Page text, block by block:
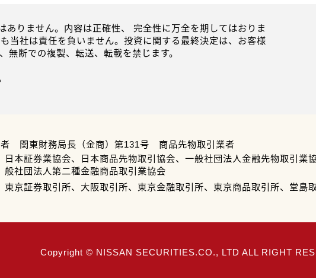
りません。内容は正確性、 完全性に万全を期してはおりま
当社は責任を負いません。投資に関する最終決定は、お客様
断での複製、転送、転載を禁じます。
者 関東財務局長（金商）第131号 商品先物取引業者
日本証券業協会、日本商品先物取引協会、一般社団法人金融先物取引業
般社団法人第二種金融商品取引業協会
東京証券取引所、大阪取引所、東京金融取引所、東京商品取引所、堂島
Copyright © NISSAN SECURITIES.CO., LTD ALL RIGHT